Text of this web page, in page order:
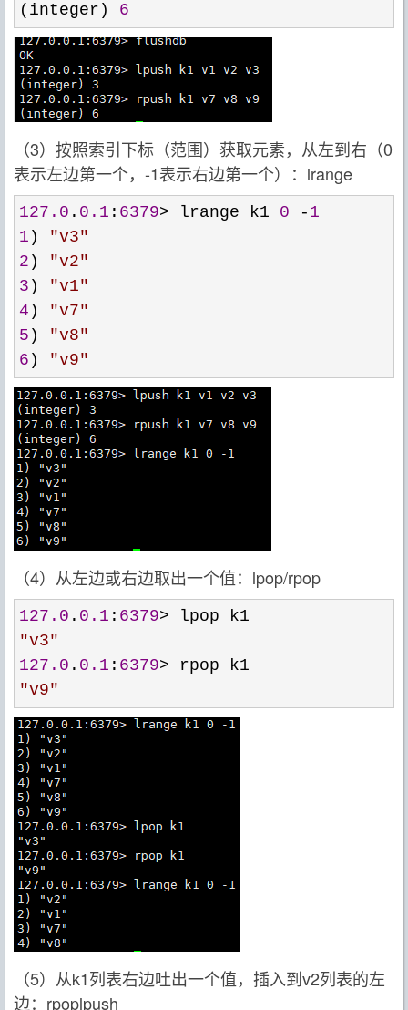
(integer) 6
（3）按照索引下标（范围）获取元素，从左到右（0
表示左边第一个，-1表示右边第一个）：lrange
127.0 . 0.1 : 6379> lrange k1 0 - 1
1 ) "v3"
2 ) "v2"
3 ) "v1"
4 ) "v7"
5 ) "v8"
6 ) "v9"
（4）从左边或右边取出一个值：lpop/rpop
127.0 . 0.1 : 6379>
"v3"
127.0 . 0.1 : 6379>
"v9"
（5）从k1列表右边吐出一个值，插入到v2列表的左
边：rpoplpush